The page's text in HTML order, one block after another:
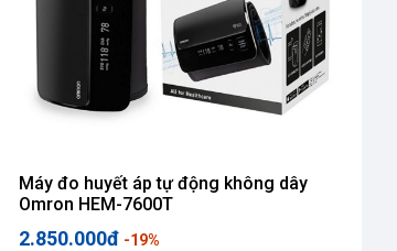
Máy đo huyết áp tự động không dây
Omron HEM-7600T
2.850.000đ -19%